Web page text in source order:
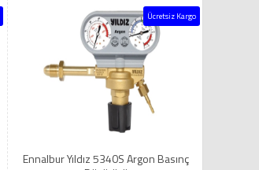
Ücretsiz Kargo
Ennalbur Yıldız 5340S Argon Basınç